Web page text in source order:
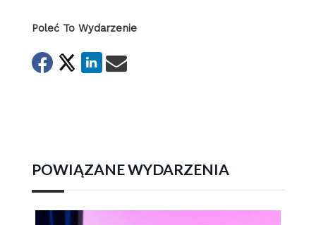
Poleć To Wydarzenie
POWIĄZANE WYDARZENIA